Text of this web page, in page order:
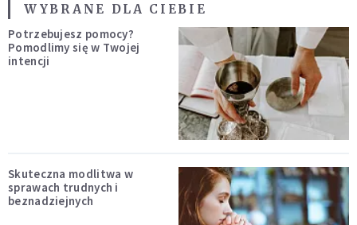
WYBRANE DLA CIEBIE
Potrzebujesz pomocy?
Pomodlimy się w Twojej
intencji
Skuteczna modlitwa w
sprawach trudnych i
beznadziejnych